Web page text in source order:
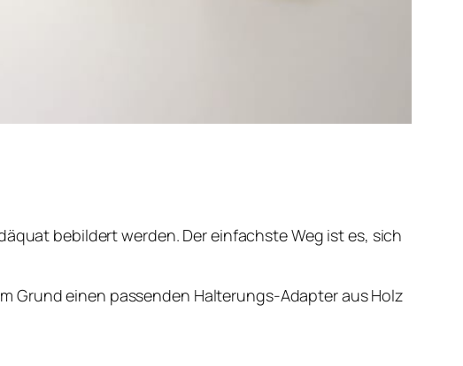
bebildert werden. Der einfachste Weg ist es, sich
Grund einen passenden Halterungs-Adapter aus Holz